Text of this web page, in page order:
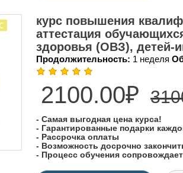
курс повышения
аттестация
здоровья (ОВЗ),
Продолжительность: 1 неделя
2100.00₽
- Самая выгодная цена курса!
- Гарантированные подарки
- Рассрочка оплаты
- Возможность досрочно
- Процесс обучения